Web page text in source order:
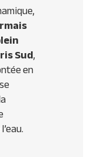
Sud,
en